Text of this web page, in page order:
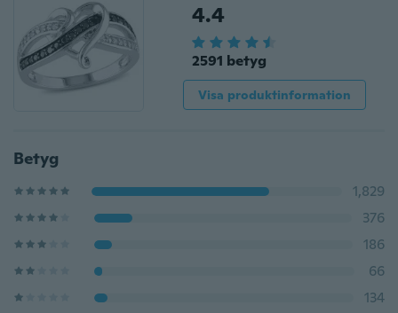
4.4
2591 betyg
Visa produktinformation
Betyg
1,829
376
186
66
134